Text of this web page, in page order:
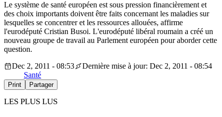
Le système de santé européen est sous pression financièrement et
des choix importants doivent être faits concernant les maladies sur
lesquelles se concentrer et les ressources allouées, affirme
l'eurodéputé Cristian Busoi. L'eurodéputé libéral roumain a créé un
nouveau groupe de travail au Parlement européen pour aborder cette
question.
Dec 2, 2011 - 08:53
Dernière mise à jour: Dec 2, 2011 - 08:54
Santé
Print Partager
LES PLUS LUS